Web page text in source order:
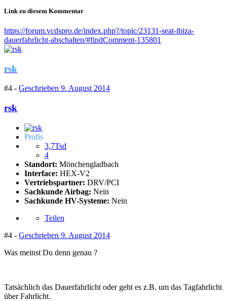
Link zu diesem Kommentar
https://forum.vcdspro.de/index.php?/topic/23131-seat-ibiza-
dauerfahrlicht-abschalten/#findComment-135801
rsk
#4 - Geschrieben 9. August 2014
rsk
Profis
3,7Tsd
4
Standort: Mönchengladbach
Interface: HEX-V2
Vertriebspartner: DRV/PCI
Sachkunde Airbag: Nein
Sachkunde HV-Systeme: Nein
Teilen
#4 - Geschrieben 9. August 2014
Was meinst Du denn genau ?
Tatsächlich das Dauerfahrlicht oder geht es z.B. um das Tagfahrlicht
über Fahrlicht.